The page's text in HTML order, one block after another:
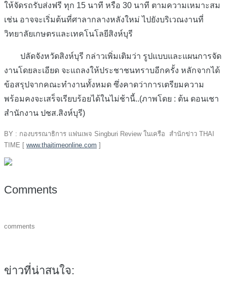
ให้จัดรถรับส่งฟรี ทุก 15 นาที หรือ 30 นาที ตามความเหมาะสม
เช่น อาจจะเริ่มต้นที่ศาลากลางหลังใหม่ ไปยังบริเวณงานที่
วิทยาลัยเกษตรและเทคโนโลยีสิงห์บุรี
ปลัดจังหวัดสิงห์บุรี กล่าวเพิ่มเติมว่า รูปแบบและแผนการจัด
งานโดยละเอียด จะแถลงให้ประชาชนทราบอีกครั้ง หลักจากได้
ข้อสรุปจากคณะทำงานทั้งหมด ซึ่งคาดว่าการเตรียมความ
พร้อมคงจะเสร็จเรียบร้อยได้ในไม่ช้านี้..(ภาพโดย : ต้น ดอนเชา
สำนักงาน ปชส.สิงห์บุรี)
BY : กองบรรณาธิการ แฟนเพจ Singburi Review ในเครือ สำนักข่าว THAI
TIME [ www.thaitimeonline.com ]
Comments
comments
ข่าวที่น่าสนใจ: